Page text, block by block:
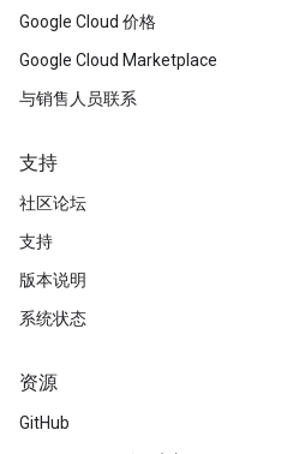
Google Cloud 价格
Google Cloud Marketplace
与销售人员联系
支持
社区论坛
支持
版本说明
系统状态
资源
GitHub